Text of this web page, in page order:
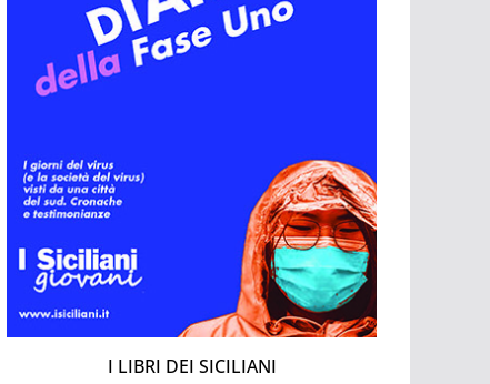
I LIBRI DEI SICILIANI